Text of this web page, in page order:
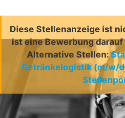
Diese Stellenanzeige ist
ist eine Bewerbung
Alternative Stellen:
Getränkelogistik (m/w/